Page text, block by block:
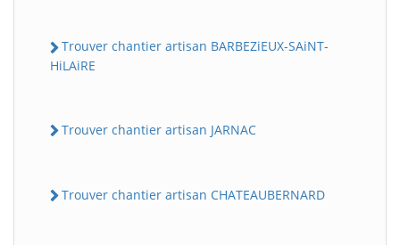
Trouver chantier artisan BARBEZiEUX-SAiNT-
HiLAiRE
Trouver chantier artisan JARNAC
Trouver chantier artisan CHATEAUBERNARD